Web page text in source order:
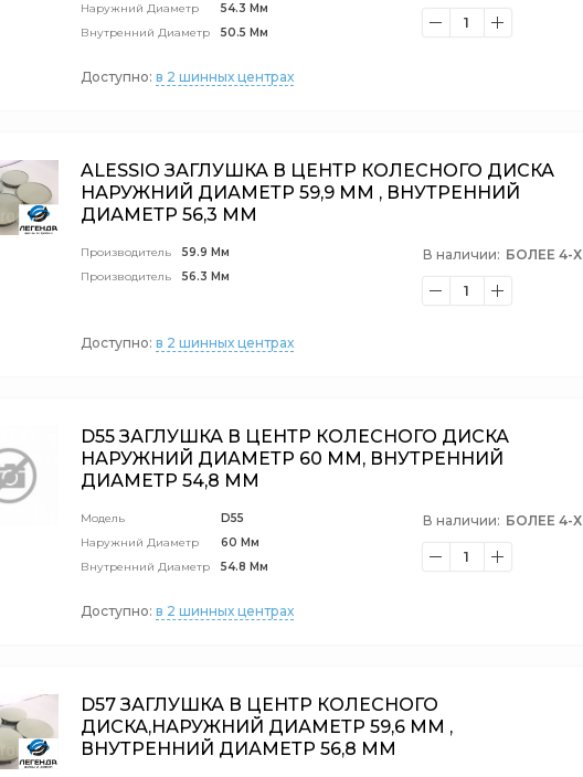
Наружний Диаметр
Внутренний Диаметр
54.3 Мм
50.5 Мм
1
Доступно: в 2 шинных центрах
ALESSIO ЗАГЛУШКА В ЦЕНТР КОЛЕСНОГО ДИСКА
НАРУЖНИЙ ДИАМЕТР 59,9 ММ , ВНУТРЕННИЙ
ДИАМЕТР 56,3 ММ
Производитель
Производитель
59.9 Мм
56.3 Мм
БОЛЕЕ 4-Х
В наличии:
1
Доступно: в 2 шинных центрах
D55 ЗАГЛУШКА В ЦЕНТР КОЛЕСНОГО ДИСКА
НАРУЖНИЙ ДИАМЕТР 60 ММ, ВНУТРЕННИЙ
ДИАМЕТР 54,8 ММ
Модель
Наружний Диаметр
Внутренний Диаметр
D55
60 Мм
54.8 Мм
БОЛЕЕ 4-Х
В наличии:
1
Доступно: в 2 шинных центрах
D57 ЗАГЛУШКА В ЦЕНТР КОЛЕСНОГО
ДИСКА,НАРУЖНИЙ ДИАМЕТР 59,6 ММ ,
ВНУТРЕННИЙ ДИАМЕТР 56,8 ММ